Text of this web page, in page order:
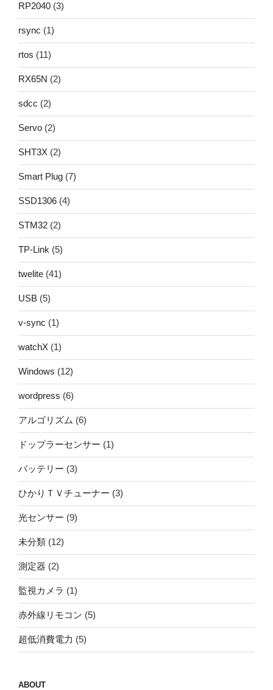
RP2040 (3)
rsync (1)
rtos (11)
RX65N (2)
sdcc (2)
Servo (2)
SHT3X (2)
Smart Plug (7)
SSD1306 (4)
STM32 (2)
TP-Link (5)
twelite (41)
USB (5)
v-sync (1)
watchX (1)
Windows (12)
wordpress (6)
アルゴリズム (6)
ドップラーセンサー (1)
バッテリー (3)
ひかりＴＶチューナー (3)
光センサー (9)
未分類 (12)
測定器 (2)
監視カメラ (1)
赤外線リモコン (5)
超低消費電力 (5)
ABOUT